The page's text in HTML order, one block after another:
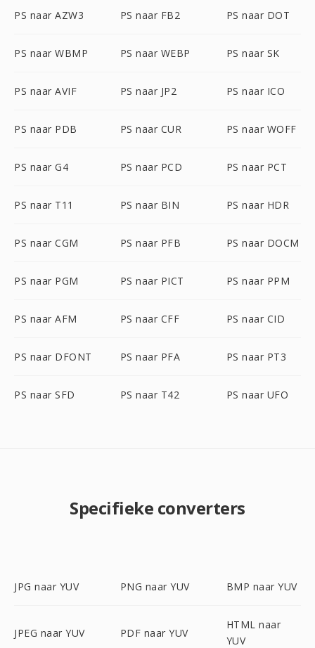
PS naar AZW3 PS naar FB2 PS naar DOT
PS naar WBMP PS naar WEBP PS naar SK
PS naar AVIF PS naar JP2 PS naar ICO
PS naar PDB PS naar CUR PS naar WOFF
PS naar G4 PS naar PCD PS naar PCT
PS naar T11 PS naar BIN PS naar HDR
PS naar CGM PS naar PFB PS naar DOCM
PS naar PGM PS naar PICT PS naar PPM
PS naar AFM PS naar CFF PS naar CID
PS naar DFONT PS naar PFA PS naar PT3
PS naar SFD PS naar T42 PS naar UFO
Specifieke converters
JPG naar YUV PNG naar YUV BMP naar YUV
JPEG naar YUV PDF naar YUV
HTML naar
YUV